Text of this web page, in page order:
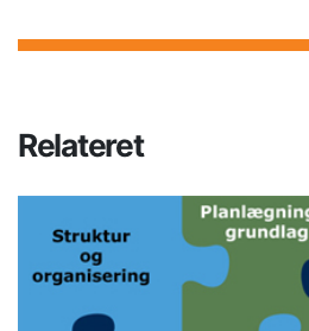
Relateret